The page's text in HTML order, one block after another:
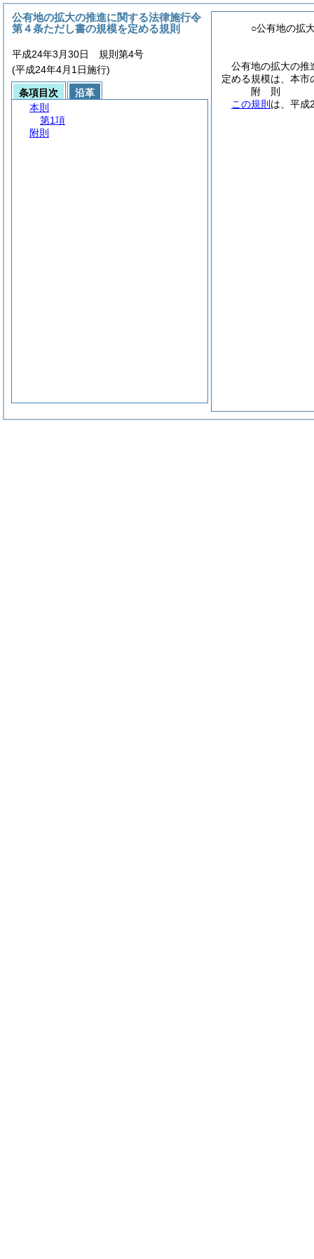
○公有地の拡
公有地の拡大の推
定める規模は、本
附 則
この規則 は、平成
公有地の拡大の推進に関する法律施行令
第４条ただし書の規模を定める規則
平成24年3月30日 規則第4号
(平成24年4月1日施行)
条項目次
沿革
本則
第1項
附則